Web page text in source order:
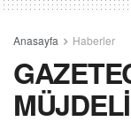
Anasayfa Haberler